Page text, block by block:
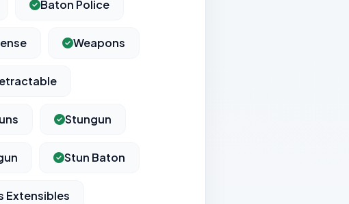
Baton Police
Weapons
Stungun
Stun Baton
Extensibles